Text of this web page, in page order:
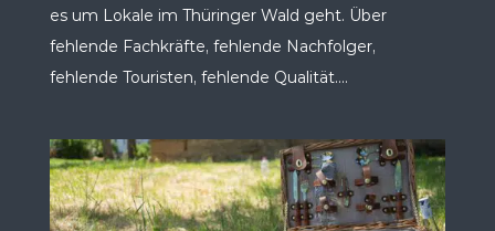
es um Lokale im Thüringer Wald geht. Über
fehlende Fachkräfte, fehlende Nachfolger,
fehlende Touristen, fehlende Qualität....